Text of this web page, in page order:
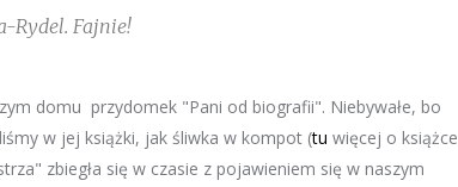
Rydel. Fajnie!
domu przydomek "Pani od biografii". Niebywałe, bo
w jej książki, jak śliwka w kompot (tu więcej o książce
zbiegła się w czasie z pojawieniem się w naszym